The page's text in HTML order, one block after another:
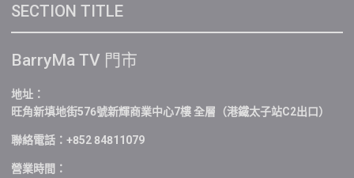
SECTION TITLE
BarryMa TV 門市
地址：
旺角新填地街576號新輝商業中心7樓 全層（港鐵太子站C2出口）
聯絡電話：+852 84811079
營業時間：